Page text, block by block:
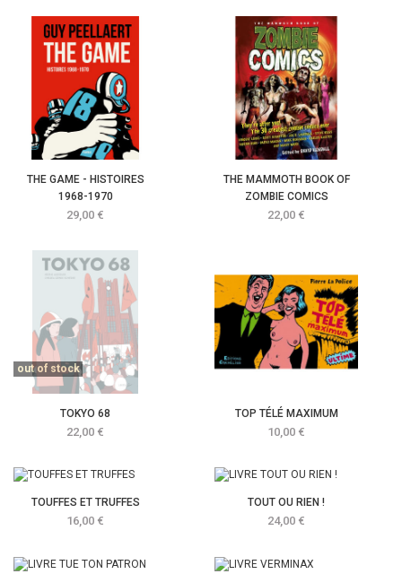
THE GAME - HISTOIRES
1968-1970
Prix
29,00 €
THE MAMMOTH BOOK OF
ZOMBIE COMICS
Prix
22,00 €
out of stock
TOKYO 68
Prix
22,00 €
TOP TÉLÉ MAXIMUM
Prix
10,00 €
TOUFFES ET TRUFFES
Prix
16,00 €
TOUT OU RIEN !
Prix
24,00 €